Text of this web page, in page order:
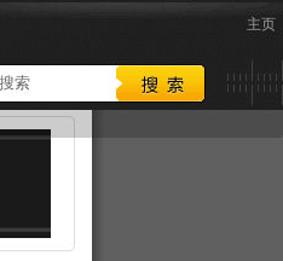
主页